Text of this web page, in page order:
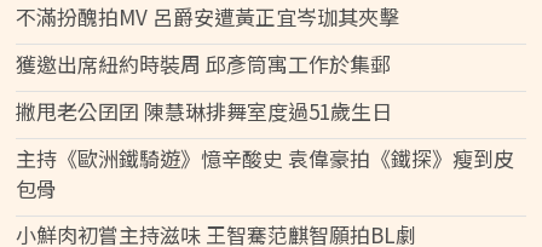
不滿扮醜拍MV 呂爵安遭黃正宜岑珈其夾擊
獲邀出席紐約時裝周 邱彥筒寓工作於集郵
撇甩老公囝囝 陳慧琳排舞室度過51歲生日
主持《歐洲鐵騎遊》憶辛酸史 袁偉豪拍《鐵探》瘦到皮
包骨
小鮮肉初嘗主持滋味 王智騫范麒智願拍BL劇